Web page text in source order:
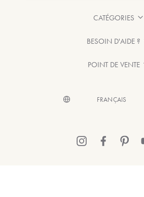
CATÉGORIES
BESOIN D'AIDE ?
POINT DE VENTE